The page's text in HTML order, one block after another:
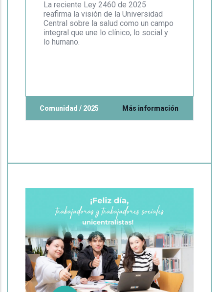
La reciente Ley 2460 de 2025
reafirma la visión de la Universidad
Central sobre la salud como un campo
integral que une lo clínico, lo social y
lo humano.
Comunidad / 2025 Más información